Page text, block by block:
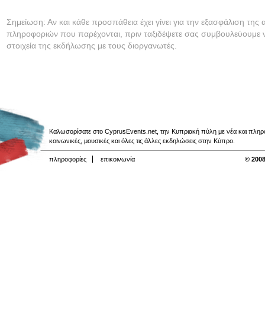
Σημείωση: Αν και κάθε προσπάθεια έχει γίνει για την εξασφάλιση της
πληροφοριών που παρέχονται, πριν ταξιδέψετε σας συμβουλεύουμε
στοιχεία της εκδήλωσης με τους διοργανωτές.
Καλωσορίσατε στο CyprusEvents.net, την Κυπριακή πύλη με νέα και
κοινωνικές, μουσικές και όλες τις άλλες εκδηλώσεις στην Κύπρο.
πληροφορίες επικοινωνία ©